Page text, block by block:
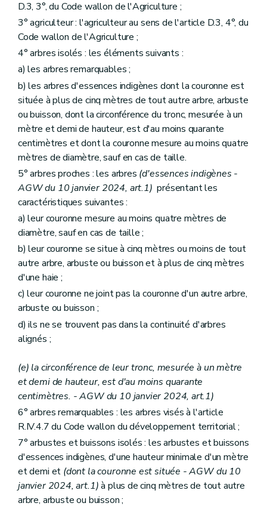
D.3, 3°, du Code wallon de l'Agriculture ;
3° agriculteur : l'agriculteur au sens de l'article D.3, 4°, du
Code wallon de l'Agriculture ;
4° arbres isolés : les éléments suivants :
a) les arbres remarquables ;
b) les arbres d'essences indigènes dont la couronne est
située à plus de cinq mètres de tout autre arbre, arbuste
ou buisson, dont la circonférence du tronc, mesurée à un
mètre et demi de hauteur, est d'au moins quarante
centimètres et dont la couronne mesure au moins quatre
mètres de diamètre, sauf en cas de taille.
5° arbres proches : les arbres (d'essences indigènes -
AGW du 10 janvier 2024, art.1) présentant les
caractéristiques suivantes :
a) leur couronne mesure au moins quatre mètres de
diamètre, sauf en cas de taille ;
b) leur couronne se situe à cinq mètres ou moins de tout
autre arbre, arbuste ou buisson et à plus de cinq mètres
d'une haie ;
c) leur couronne ne joint pas la couronne d'un autre arbre,
arbuste ou buisson ;
d) ils ne se trouvent pas dans la continuité d'arbres
alignés ;
(e) la circonférence de leur tronc, mesurée à un mètre
et demi de hauteur, est d'au moins quarante
centimètres. - AGW du 10 janvier 2024, art.1)
6° arbres remarquables : les arbres visés à l'article
R.IV.4.7 du Code wallon du développement territorial ;
7° arbustes et buissons isolés : les arbustes et buissons
d'essences indigènes, d'une hauteur minimale d'un mètre
et demi et (dont la couronne est située - AGW du 10
janvier 2024, art.1)à plus de cinq mètres de tout autre
arbre, arbuste ou buisson ;